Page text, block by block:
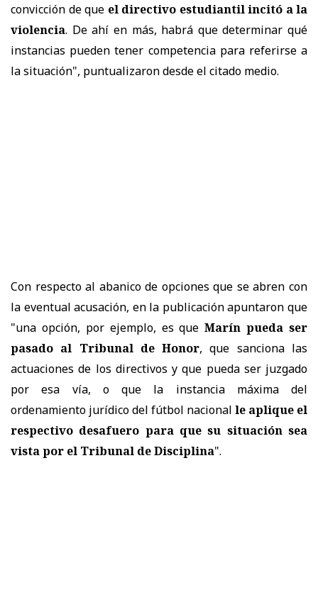
convicción de que el directivo estudiantil incitó a la
violencia. De ahí en más, habrá que determinar qué
instancias pueden tener competencia para referirse a
la situación", puntualizaron desde el citado medio.
Con respecto al abanico de opciones que se abren con
la eventual acusación, en la publicación apuntaron que
"una opción, por ejemplo, es queMarín pueda ser
pasado al Tribunal de Honor, que sanciona las
actuaciones de los directivos y que pueda ser juzgado
por esa vía, o que la instancia máxima del
ordenamiento jurídico del fútbol nacional le aplique el
respectivo desafuero para que su situación sea
vista por el Tribunal de Disciplina".